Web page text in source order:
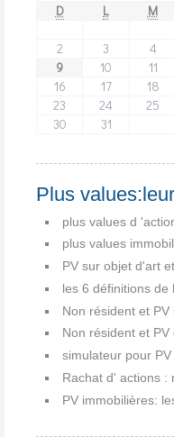
D L M
2
3 4
9
10 11
16
17 18
23
24 25
30
31
Plus
plus values d
plus values
PV sur objet d'art
les 6 définitions de
Non résident et PV
Non résident et
simulateur pour
Rachat d' actions :
PV immobilières: